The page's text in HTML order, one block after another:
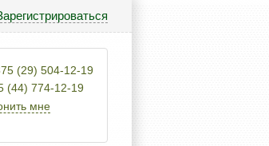
(29) 504-12-19
(44) 774-12-19
мне